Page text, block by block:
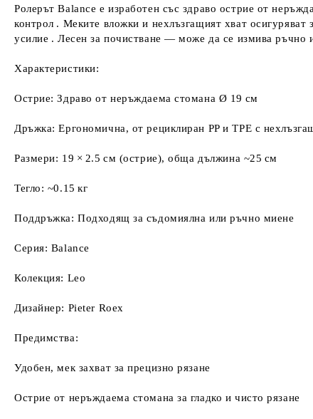
Ролерът Balance е изработен със здраво острие от
контрол . Меките вложки и нехлъзгащият хват
усилие . Лесен за почистване — може да се измива ръчно
Характеристики:
Острие: Здраво от неръждаема стомана Ø 19 см
Дръжка: Ергономична, от рециклиран PP и TPE с
Размери: 19 × 2.5 см (острие), обща дължина ~25 см
Тегло: ~0.15 кг
Поддръжка: Подходящ за съдомиялна или ръчно миене
Серия: Balance
Колекция: Leo
Дизайнер: Pieter Roex
Предимства:
Удобен, мек захват за прецизно рязане
Острие от неръждаема стомана за гладко и чисто рязане